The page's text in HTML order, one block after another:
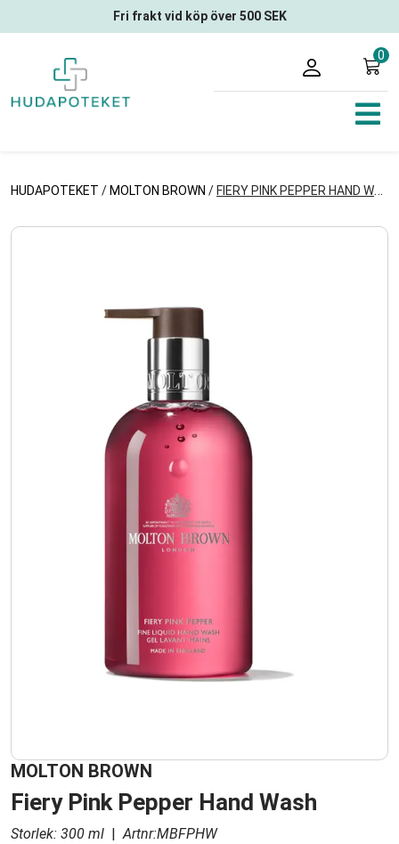
Fri frakt vid köp över 500 SEK
0
HUDAPOTEKET / MOLTON BROWN / FIERY PINK PEPPER HAND WASH
MOLTON BROWN
Fiery Pink Pepper Hand Wash
Storlek: 300 ml | Artnr:MBFPHW